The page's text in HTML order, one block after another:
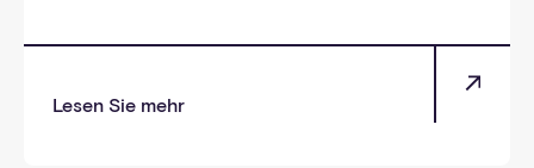
Lesen Sie mehr